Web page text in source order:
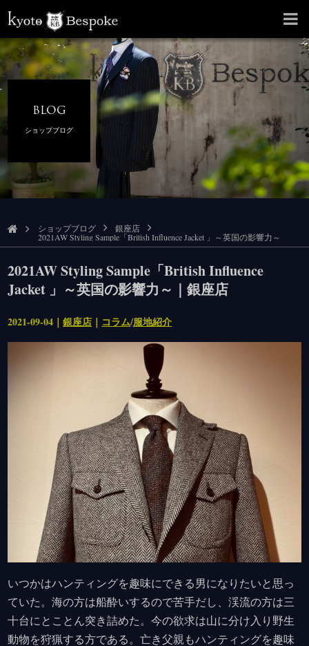
BLOG
ショップブログ
ショップブログ
銀座店
2021AW Styling Sample「British Influence Jacket 」～英国の影響力～
2021AW Styling Sample「British Influence
Jacket 」～英国の影響力～｜銀座店
2021-09-04｜銀座店 ｜ コラム/服地紹介
いつかはハンティングを趣味にできる男になりたいと思っ
ていた。海の方は船酔いするので苦手だし、渓流の方は三
十台にとことん突き詰めた。今の欲求は山に分け入り野生
動物を狩猟する方である。亡き父親もハンティングを趣味